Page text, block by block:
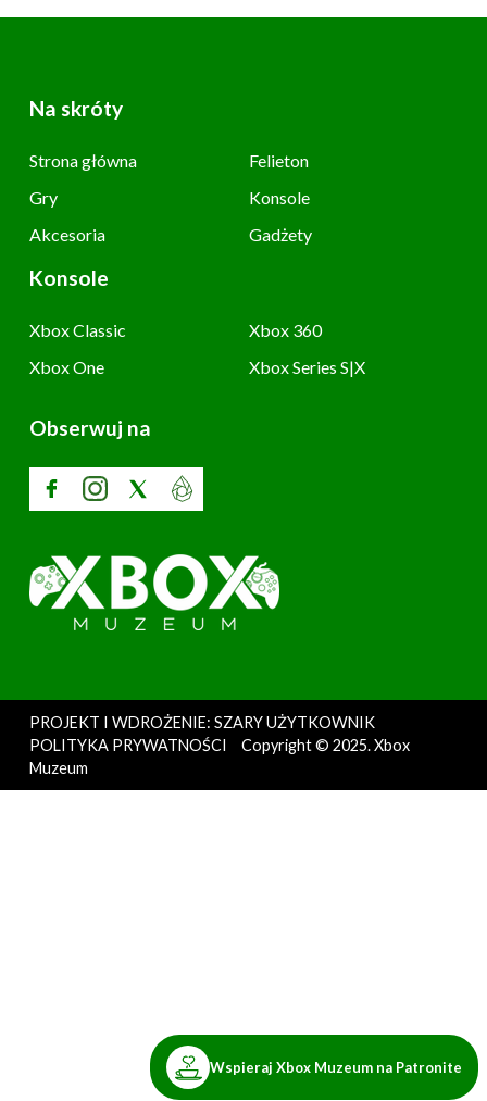
Na skróty
Strona główna
Felieton
Gry
Konsole
Akcesoria
Gadżety
Konsole
Xbox Classic
Xbox 360
Xbox One
Xbox Series S|X
Obserwuj na
PROJEKT I WDROŻENIE: SZARY UŻYTKOWNIK
POLITYKA PRYWATNOŚCI
Copyright © 2025. Xbox
Muzeum
Wspieraj Xbox Muzeum na Patronite